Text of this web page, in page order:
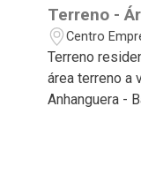
Terreno -
Centro
Preto/SP
Terreno
área terreno a
Anhanguera -
Imobiliária